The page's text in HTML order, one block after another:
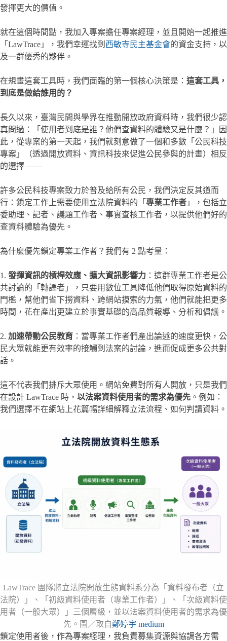
發揮更大的價值。
就在這個時間點，我加入專案擔任專案經理，並且開始一起推進
「LawTrace」，我們幸運找到 西敏寺民主基金會的資金支持，以
及一群優秀的夥伴。
在規畫這套工具時，我們面臨的第一個核心決策是： 這套工具，
到底是做給誰用的？
長久以來，臺灣民間與學界在推動開放政府資料時，我們很少認
真問過：「使用者到底是誰？他們查資料的體驗又是什麼？」因
此，從專案的第一天起，我們就刻意做了一個和多數「公民科技
專案」（透過開放資料、資訊科技來促進公民參與的計畫）相反
的選擇 ——
許多公民科技專案致力於普及給所有公民，我們決定反其道而
行：鎖定工作上需要使用立法院資料的「 專業工作者 」，包括立
委助理、記者、議題工作者、事實查核工作者，以提供他們好的
查資料體驗為優先。
為什麼優先鎖定專業工作者？我們有 2 點考量：
1. 發揮資訊的槓桿效應、擴大資訊影響力 ：這群專業工作者是公
共討論的「轉譯者」，只要用數位工具降低他們取得原始資料的
門檻，幫他們省下撈資料、跨網站摸索的力氣，他們就能把更多
時間，花在產出更建立於事實基礎的高品質報導、分析和倡議。
2. 加速帶動公民教育 ：當專業工作者們產出論述的速度更快，公
民大眾就能更有效率的接觸到法案的討論，進而促成更多公共對
話。
這不代表我們排斥大眾使用。網站免費對所有人開放，只是我們
在設計 LawTrace 時， 以法案資料使用者的需求為優先 。例如：
我們選擇不在網站上花篇幅詳細解釋立法流程、如何判讀資料。
LawTrace 團隊將立法院開放生態資料系分為「資料發布者（立
法院）」、「初級資料使用者（專業工作者）」、「次級資料使
用者（一般大眾）」三個層級，並以法案資料使用者的需求為優
先。圖／取自鄭婷宇 medium
鎖定使用者後，作為專案經理，我負責募集資源與協調各方需